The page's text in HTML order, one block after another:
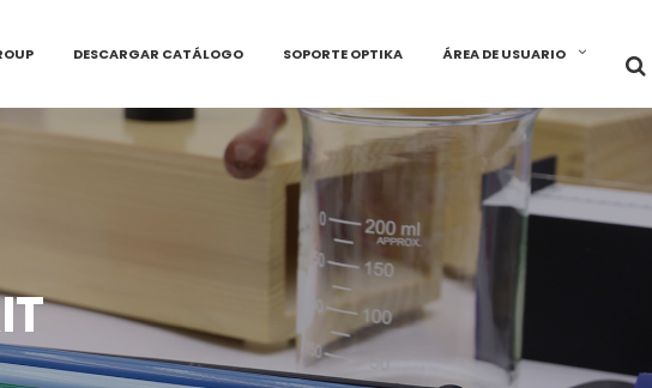
DESCARGAR CATÁLOGO SOPORTE OPTIKA ÁREA DE USUARIO